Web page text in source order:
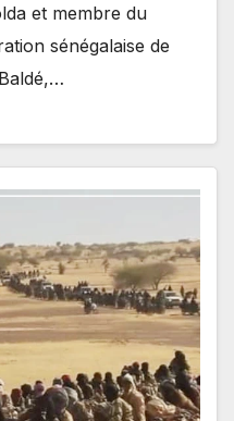
et membre du
sénégalaise de